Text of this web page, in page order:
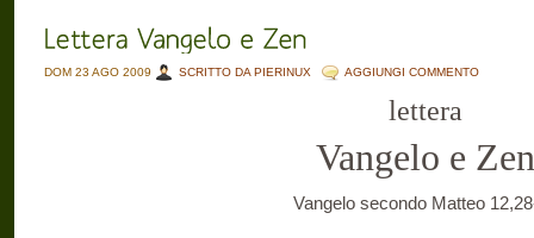
DOM 23 AGO 2009 SCRITTO DA PIERINUX AGGIUNGI COMMENTO
lettera
Vangelo e Zen
Vangelo secondo Matteo